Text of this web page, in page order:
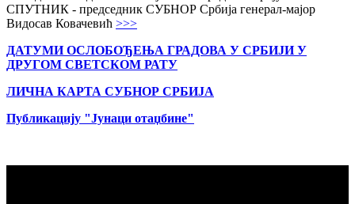
СПУТНИК - председник СУБНОР Србија генерал-мајор
Видосав Ковачевић >>>
ДАТУМИ ОСЛОБОЂЕЊА ГРАДОВА У СРБИЈИ У
ДРУГОМ СВЕТСКОМ РАТУ
ЛИЧНА КАРТА СУБНОР СРБИЈА
Публикацију "Јунаци отаџбине"